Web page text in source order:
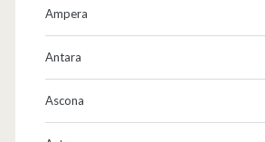
Ampera
Antara
Ascona